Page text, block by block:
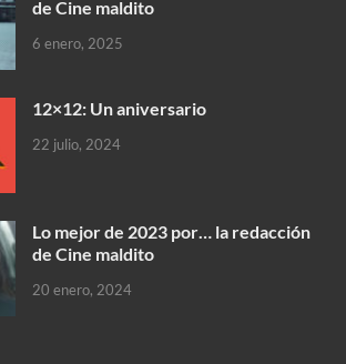
de Cine maldito
6 enero, 2025
12×12: Un aniversario
22 julio, 2024
Lo mejor de 2023 por… la redacción
de Cine maldito
20 enero, 2024